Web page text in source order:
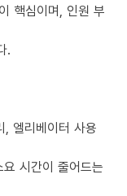
핵심이며, 인원 부
.
엘리베이터 사용
시간이 줄어드는